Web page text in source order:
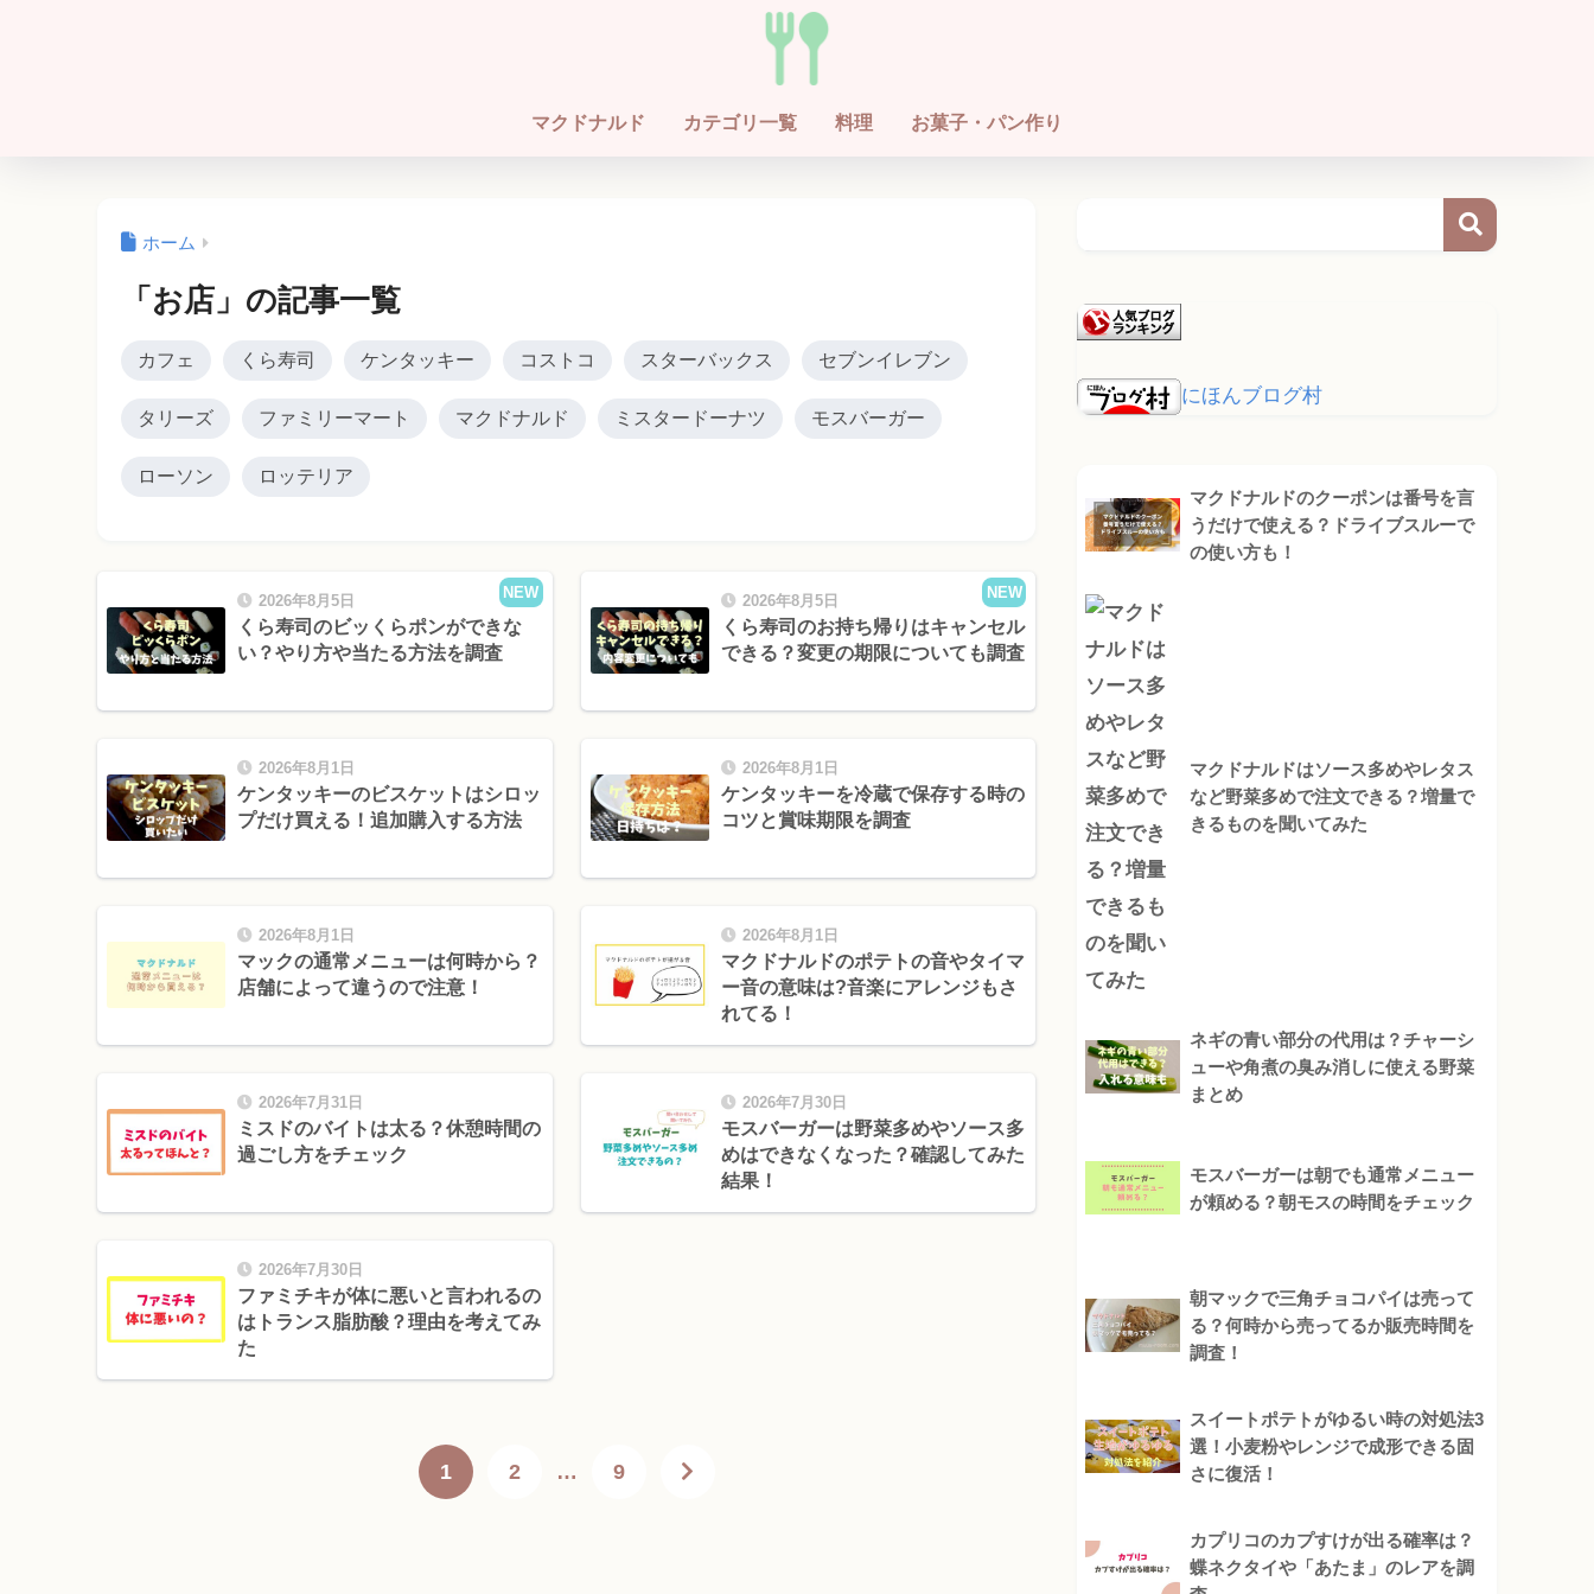
マクドナルド カテゴリ一覧 料理 お菓子・パン作り
ホーム
「お店」の記事一覧
カフェ くら寿司 ケンタッキー コストコ スターバックス セブンイレブン
タリーズ ファミリーマート マクドナルド ミスタードーナツ モスバーガー
ローソン ロッテリア
2026年8月5日
くら寿司のビッくらポンができな
い？やり方や当たる方法を調査
NEW 2026年8月5日
くら寿司のお持ち帰りはキャンセル
できる？変更の期限についても調査
NEW
2026年8月1日
ケンタッキーのビスケットはシロッ
プだけ買える！追加購入する方法
2026年8月1日
ケンタッキーを冷蔵で保存する時の
コツと賞味期限を調査
2026年8月1日
マックの通常メニューは何時から？
店舗によって違うので注意！
2026年8月1日
マクドナルドのポテトの音やタイマ
ー音の意味は?音楽にアレンジもさ
れてる！
2026年7月31日
ミスドのバイトは太る？休憩時間の
過ごし方をチェック
2026年7月30日
モスバーガーは野菜多めやソース多
めはできなくなった？確認してみた
結果！
2026年7月30日
ファミチキが体に悪いと言われるの
はトランス脂肪酸？理由を考えてみ
た
1 2 … 9
にほんブログ村
マクドナルドのクーポンは番号を言
うだけで使える？ドライブスルーで
の使い方も！
マクドナルドはソース多めやレタス
など野菜多めで注文できる？増量で
きるものを聞いてみた
ネギの青い部分の代用は？チャーシ
ューや角煮の臭み消しに使える野菜
まとめ
モスバーガーは朝でも通常メニュー
が頼める？朝モスの時間をチェック
朝マックで三角チョコパイは売って
る？何時から売ってるか販売時間を
調査！
スイートポテトがゆるい時の対処法3
選！小麦粉やレンジで成形できる固
さに復活！
カプリコのカプすけが出る確率は？
蝶ネクタイや「あたま」のレアを調